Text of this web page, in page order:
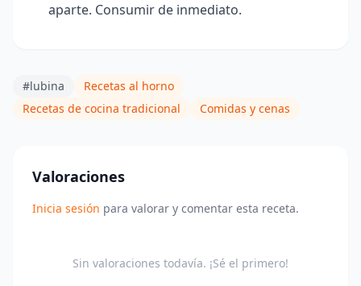
aparte. Consumir de inmediato.
#lubina
Recetas al horno
Recetas de cocina tradicional
Comidas y cenas
Valoraciones
Inicia sesión para valorar y comentar esta receta.
Sin valoraciones todavía. ¡Sé el primero!